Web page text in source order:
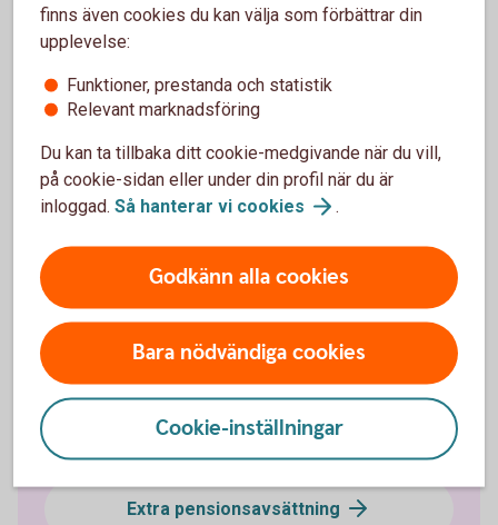
Försäkringsgivare
Swedbank Försäkring
Fler pensionslösningar
Tjänstepension med depå
Extra pensionsavsättning
finns även cookies du kan välja som förbättrar din
upplevelse:
Funktioner, prestanda och statistik
Relevant marknadsföring
Du kan ta tillbaka ditt cookie-medgivande när du vill,
på cookie-sidan eller under din profil när du är
inloggad. Så hanterar vi cookies .
Godkänn alla cookies
Bara nödvändiga cookies
Cookie-inställningar